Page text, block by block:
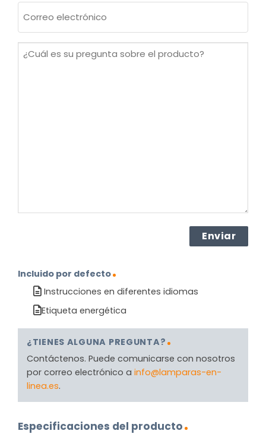
electrónico
¿Cuál
Incluido por defecto
Instrucciones en diferentes idiomas
Etiqueta energética
¿TIENES ALGUNA PREGUNTA?
Contáctenos. Puede comunicarse con nosotros
por correo electrónico a info@lamparas-en-
linea.es.
Especificaciones del producto